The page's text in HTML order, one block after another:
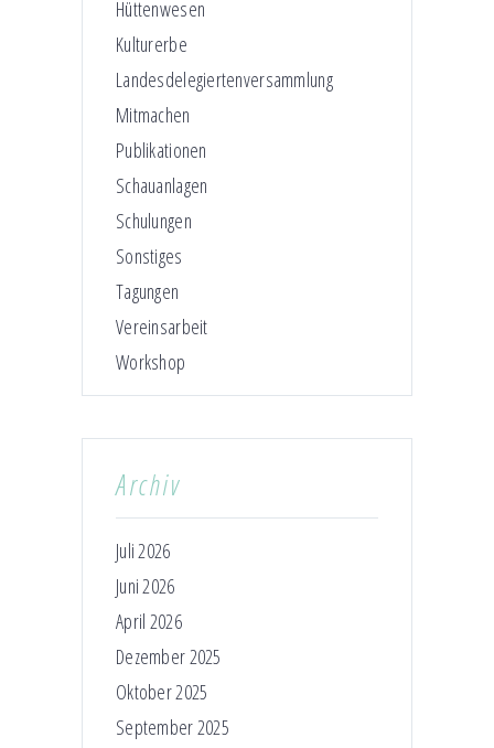
Hüttenwesen
Kulturerbe
Landesdelegiertenversammlung
Mitmachen
Publikationen
Schauanlagen
Schulungen
Sonstiges
Tagungen
Vereinsarbeit
Workshop
Archiv
Juli 2026
Juni 2026
April 2026
Dezember 2025
Oktober 2025
September 2025